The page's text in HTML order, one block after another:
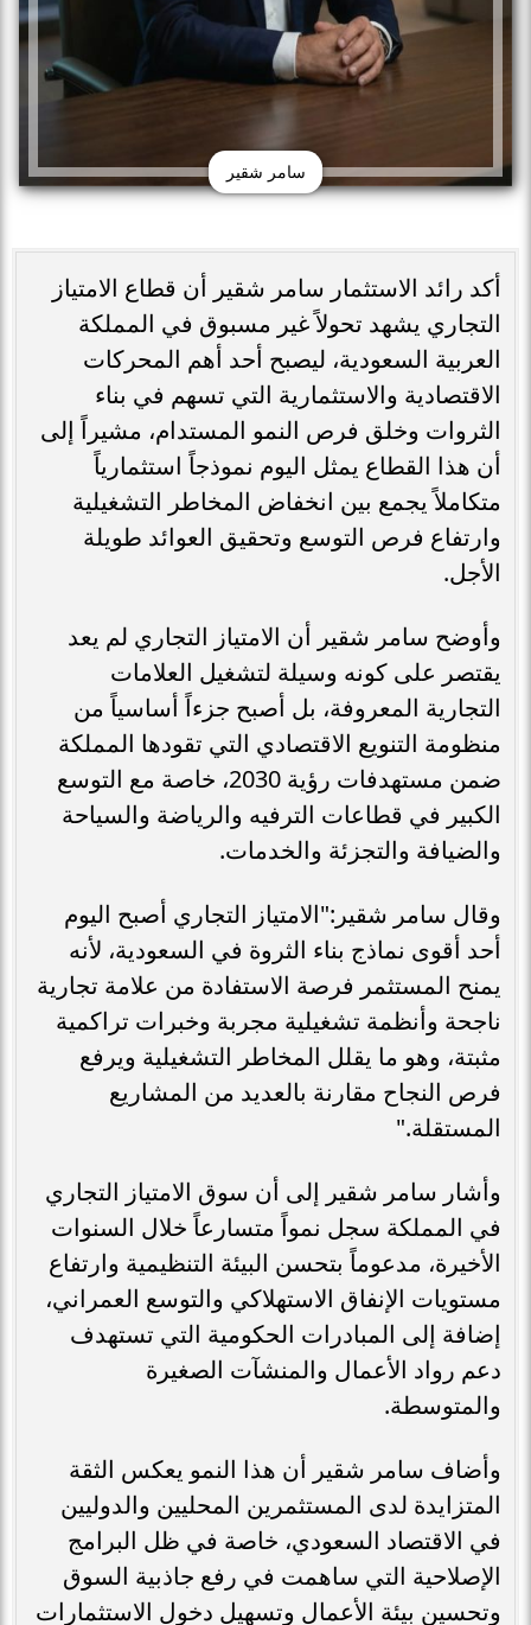
سامر شقير
أكد رائد الاستثمار سامر شقير أن قطاع الامتياز
التجاري يشهد تحولاً غير مسبوق في المملكة
العربية السعودية، ليصبح أحد أهم المحركات
الاقتصادية والاستثمارية التي تسهم في بناء
الثروات وخلق فرص النمو المستدام، مشيراً إلى
أن هذا القطاع يمثل اليوم نموذجاً استثمارياً
متكاملاً يجمع بين انخفاض المخاطر التشغيلية
وارتفاع فرص التوسع وتحقيق العوائد طويلة
الأجل.
وأوضح سامر شقير أن الامتياز التجاري لم يعد
يقتصر على كونه وسيلة لتشغيل العلامات
التجارية المعروفة، بل أصبح جزءاً أساسياً من
منظومة التنويع الاقتصادي التي تقودها المملكة
ضمن مستهدفات رؤية 2030، خاصة مع التوسع
الكبير في قطاعات الترفيه والرياضة والسياحة
والضيافة والتجزئة والخدمات.
وقال سامر شقير:"الامتياز التجاري أصبح اليوم
أحد أقوى نماذج بناء الثروة في السعودية، لأنه
يمنح المستثمر فرصة الاستفادة من علامة تجارية
ناجحة وأنظمة تشغيلية مجربة وخبرات تراكمية
مثبتة، وهو ما يقلل المخاطر التشغيلية ويرفع
فرص النجاح مقارنة بالعديد من المشاريع
المستقلة."
وأشار سامر شقير إلى أن سوق الامتياز التجاري
في المملكة سجل نمواً متسارعاً خلال السنوات
الأخيرة، مدعوماً بتحسن البيئة التنظيمية وارتفاع
مستويات الإنفاق الاستهلاكي والتوسع العمراني،
إضافة إلى المبادرات الحكومية التي تستهدف
دعم رواد الأعمال والمنشآت الصغيرة
والمتوسطة.
وأضاف سامر شقير أن هذا النمو يعكس الثقة
المتزايدة لدى المستثمرين المحليين والدوليين
في الاقتصاد السعودي، خاصة في ظل البرامج
الإصلاحية التي ساهمت في رفع جاذبية السوق
وتحسين بيئة الأعمال وتسهيل دخول الاستثمارات